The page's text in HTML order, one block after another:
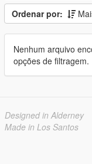
Ordenar por:
Nenhum arquivo
opções de filtragem.
Designed in Alderney
Made in Los Santos